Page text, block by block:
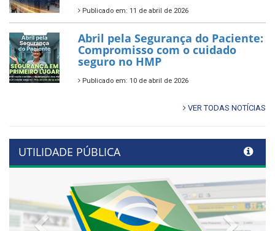
Publicado em: 11 de abril de 2026
Abril pela Segurança do Paciente:
Compromisso com o cuidado
seguro no HMP
Publicado em: 10 de abril de 2026
VER TODAS NOTÍCIAS
UTILIDADE PÚBLICA
Previous Next